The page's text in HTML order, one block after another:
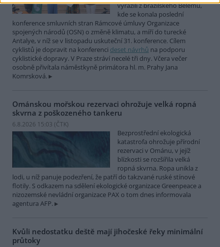
vyrazili z brazilského Belému,
kde se konala poslední
konference smluvních stran Rámcové úmluvy Organizace
spojených národů (OSN) o změně klimatu, a míří do turecké
Antalye, v níž se v listopadu uskuteční 31. konference. Cílem
cyklistů je dopravit na konferenci deset návrhů na podporu
cyklistické dopravy. V Praze stráví necelé tři dny. Včera večer
osobně přivítala náměstkyně primátora hl. m. Prahy Jana
Komrsková.
Ománskou mořskou rezervaci ohrožuje velká ropná
skvrna z poškozeného tankeru
6.8.2026 15:03 (ČTK)
Bezprostřední ekologická
katastrofa ohrožuje přírodní
rezervaci v Ománu, v jejíž
blízkosti se rozšířila velká
ropná skvrna. Ropa unikla z
lodi, u níž panuje podezření, že patří do takzvané ruské stínové
flotily. S odkazem na sdělení ekologické organizace Greenpeace a
nizozemské nevládní organizace PAX o tom dnes informovala
agentura AFP.
Kvůli nedostatku deště mají jihočeské řeky minimální
průtoky